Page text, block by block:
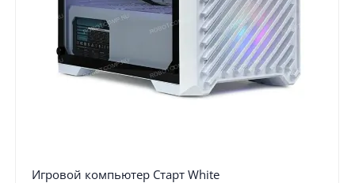
Игровой компьютер Старт White